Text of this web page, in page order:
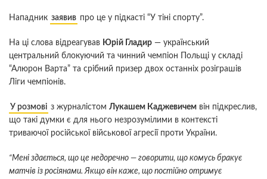
Нападник заявив про це у підкасті “У тіні спорту”.
На ці слова відреагував Юрій Гладир — український
центральний блокуючий та чинний чемпіон Польщі у складі
“Алюрон Варта” та срібний призер двох останніх розіграшів
Ліги чемпіонів.
У розмові з журналістом Лукашем Каджевичем він підкреслив,
що такі думки є для нього незрозумілими в контексті
триваючої російської військової агресії проти України.
“Мені здається, що це недоречно — говорити, що комусь бракує
матчів із росіянами. Якщо він каже, що постійно отримує